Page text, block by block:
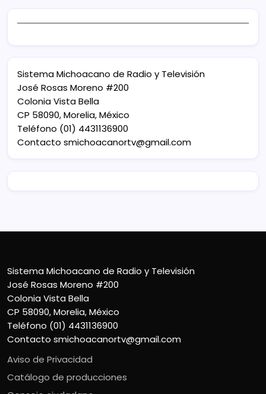
Sistema Michoacano de Radio y Televisión
José Rosas Moreno #200
Colonia Vista Bella
CP 58090, Morelia, México
Teléfono (01) 4431136900
Contacto smichoacanortv@gmail.com
Sistema Michoacano de Radio y Televisión
José Rosas Moreno #200
Colonia Vista Bella
CP 58090, Morelia, México
Teléfono (01) 4431136900
Contacto smichoacanortv@gmail.com
Aviso de Privacidad
Catálogo de producciones